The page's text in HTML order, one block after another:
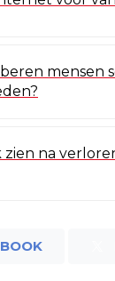
mensen
zien na